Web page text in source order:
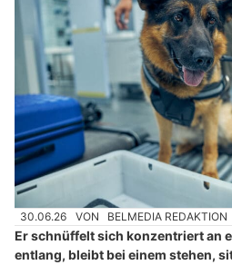
30.06.26 VON BELMEDIA REDAKTION
Er schnüffelt sich konzentriert an
entlang, bleibt bei einem stehen,